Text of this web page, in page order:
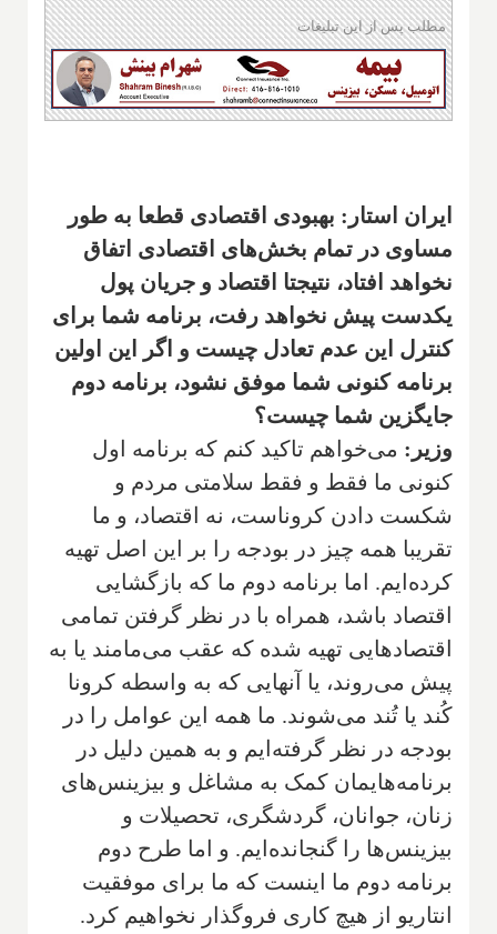
مطلب پس از این تبلیغات
ایران استار: بهبودی اقتصادی قطعا به طور
مساوی در تمام بخش‌های اقتصادی اتفاق
نخواهد افتاد، نتیجتا اقتصاد و جریان پول
یکدست پیش نخواهد رفت، برنامه شما برای
کنترل این عدم تعادل چیست و اگر این اولین
برنامه کنونی شما موفق نشود، برنامه دوم
جایگزین شما چیست؟
وزیر: می‌خواهم تاکید کنم که برنامه اول
کنونی ما فقط و فقط سلامتی مردم و
شکست دادن کروناست، نه اقتصاد، و ما
تقریبا همه چیز در بودجه را بر این اصل تهیه
کرده‌ایم. اما برنامه دوم ما که بازگشایی
اقتصاد باشد، همراه با در نظر گرفتن تمامی
اقتصادهایی تهیه شده که عقب می‌مامند یا به
پیش می‌روند، یا آنهایی که به واسطه کرونا
کُند یا تُند می‌شوند. ما همه این عوامل را در
بودجه در نظر گرفته‌ایم و به همین دلیل در
برنامه‌هایمان کمک به مشاغل و بیزینس‌های
زنان، جوانان، گردشگری، تحصیلات و
بیزینس‌ها را گنجانده‌ایم. و اما طرح دوم
برنامه دوم ما اینست که ما برای موفقیت
انتاریو از هیچ کاری فروگذار نخواهیم کرد.